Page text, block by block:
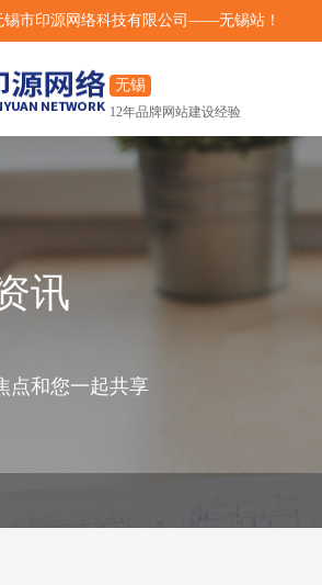
锡市印源网络科技有限公司——无锡站！
无锡
站
12年品牌网站建设经验
讯
点和您一起共享